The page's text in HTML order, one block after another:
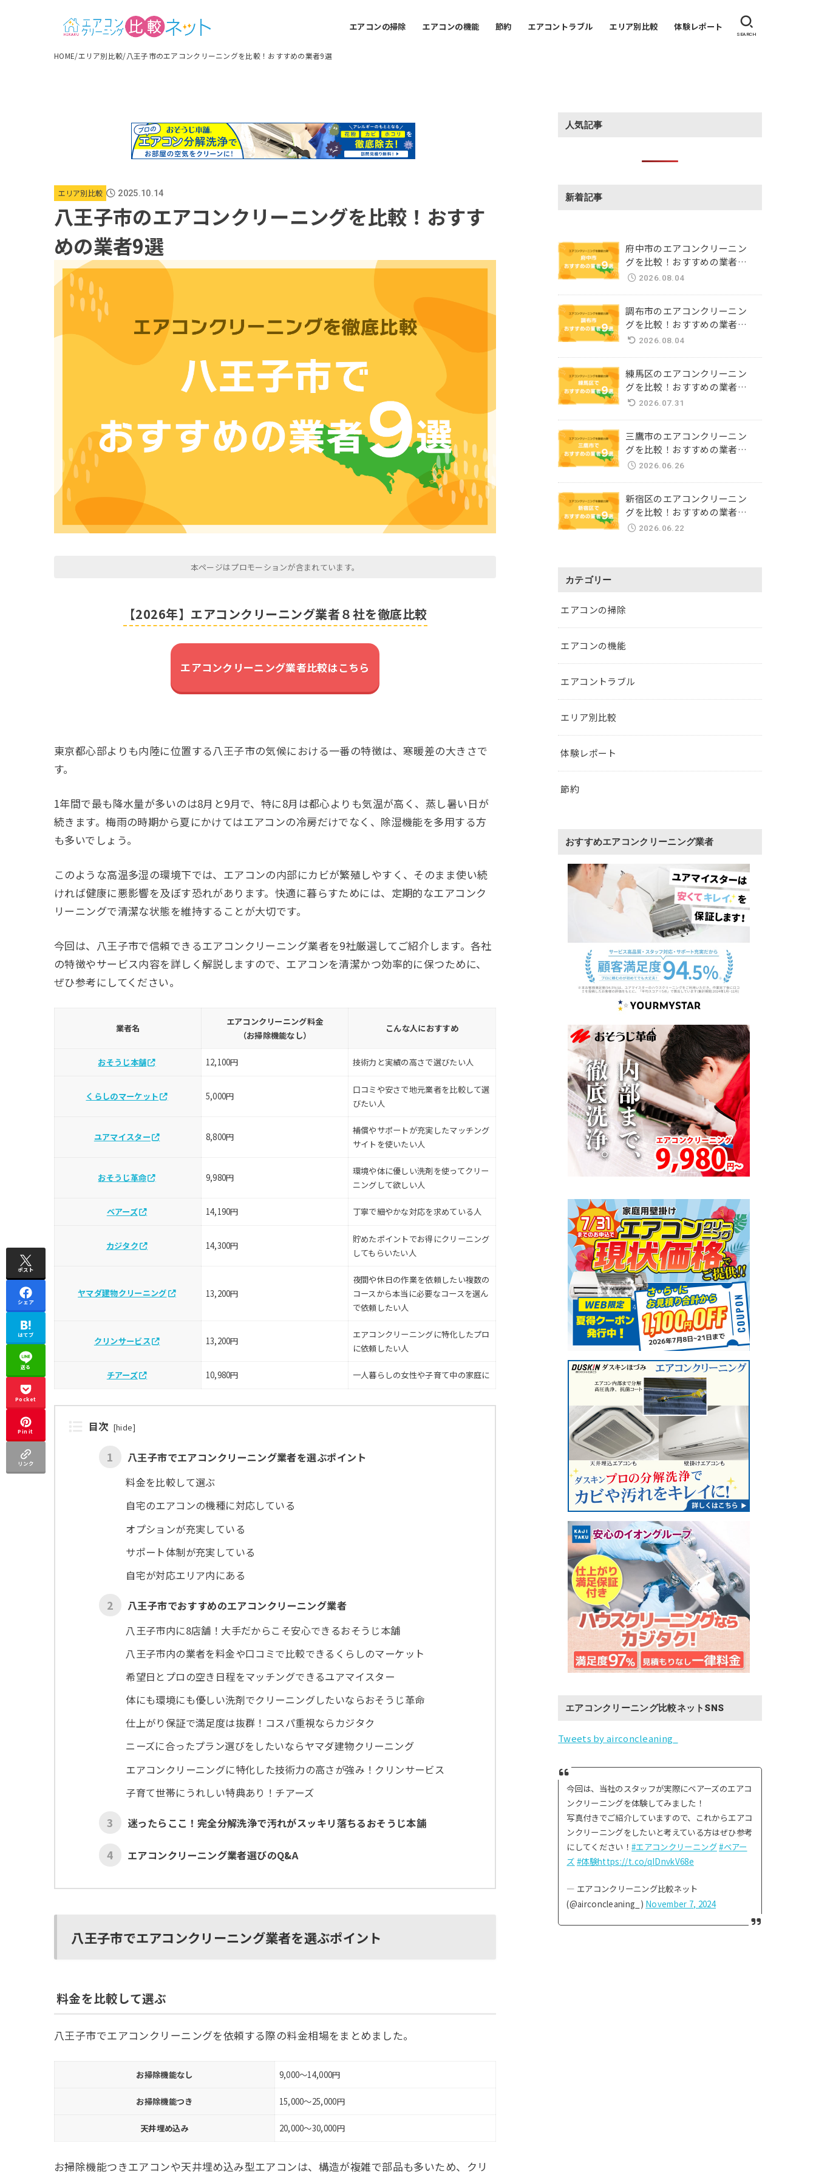
エアコンの掃除 エアコンの機能 節約 エアコントラブル エリア別比較 体験レポート
SEARCH
HOME エリア別比較 八王子市のエアコンクリーニングを比較！おすすめの業者9選
エリア別比較 2025.10.14
八王子市のエアコンクリーニングを比較！おすす
めの業者9選
本ページはプロモーションが含まれています。
【2026年】エアコンクリーニング業者８社を徹底比較
エアコンクリーニング業者比較はこちら
東京都心部よりも内陸に位置する八王子市の気候における一番の特徴は、寒暖差の大きさで
す。
1年間で最も降水量が多いのは8月と9月で、特に8月は都心よりも気温が高く、蒸し暑い日が
続きます。梅雨の時期から夏にかけてはエアコンの冷房だけでなく、除湿機能を多用する方
も多いでしょう。
このような高温多湿の環境下では、エアコンの内部にカビが繁殖しやすく、そのまま使い続
ければ健康に悪影響を及ぼす恐れがあります。快適に暮らすためには、定期的なエアコンク
リーニングで清潔な状態を維持することが大切です。
今回は、八王子市で信頼できるエアコンクリーニング業者を9社厳選してご紹介します。各社
の特徴やサービス内容を詳しく解説しますので、エアコンを清潔かつ効率的に保つために、
ぜひ参考にしてください。
業者名
エアコンクリーニング料金
（お掃除機能なし）
こんな人におすすめ
おそうじ本舗 12,100円 技術力と実績の高さで選びたい人
くらしのマーケット 5,000円
口コミや安さで地元業者を比較して選
びたい人
ユアマイスター 8,800円
補償やサポートが充実したマッチング
サイトを使いたい人
おそうじ革命 9,980円
環境や体に優しい洗剤を使ってクリー
ニングして欲しい人
ベアーズ 14,190円 丁寧で細やかな対応を求めている人
カジタク 14,300円
貯めたポイントでお得にクリーニング
してもらいたい人
ヤマダ建物クリーニング 13,200円
夜間や休日の作業を依頼したい複数の
コースから本当に必要なコースを選ん
で依頼したい人
クリンサービス 13,200円
エアコンクリーニングに特化したプロ
に依頼したい人
チアーズ 10,980円 一人暮らしの女性や子育て中の家庭に
目次 [hide]
1
八王子市でエアコンクリーニング業者を選ぶポイント
料金を比較して選ぶ
自宅のエアコンの機種に対応している
オプションが充実している
サポート体制が充実している
自宅が対応エリア内にある
2
八王子市でおすすめのエアコンクリーニング業者
八王子市内に8店舗！大手だからこそ安心できるおそうじ本舗
八王子市内の業者を料金や口コミで比較できるくらしのマーケット
希望日とプロの空き日程をマッチングできるユアマイスター
体にも環境にも優しい洗剤でクリーニングしたいならおそうじ革命
仕上がり保証で満足度は抜群！コスパ重視ならカジタク
ニーズに合ったプラン選びをしたいならヤマダ建物クリーニング
エアコンクリーニングに特化した技術力の高さが強み！クリンサービス
子育て世帯にうれしい特典あり！チアーズ
3 迷ったらここ！完全分解洗浄で汚れがスッキリ落ちるおそうじ本舗
4 エアコンクリーニング業者選びのQ&A
八王子市でエアコンクリーニング業者を選ぶポイント
料金を比較して選ぶ
八王子市でエアコンクリーニングを依頼する際の料金相場をまとめました。
お掃除機能なし 9,000〜14,000円
お掃除機能つき 15,000〜25,000円
天井埋め込み 20,000〜30,000円
お掃除機能つきエアコンや天井埋め込み型エアコンは、構造が複雑で部品も多いため、クリ
ポスト
シェア
はてブ
送る
Pocket
Pin it
リンク
人気記事
新着記事
府中市のエアコンクリーニン
グを比較！おすすめの業者8
選 2026.08.04
調布市のエアコンクリーニン
グを比較！おすすめの業者9
選 2026.08.04
練馬区のエアコンクリーニン
グを比較！おすすめの業者9
選 2026.07.31
三鷹市のエアコンクリーニン
グを比較！おすすめの業者9
選 2026.06.26
新宿区のエアコンクリーニン
グを比較！おすすめの業者9
選 2026.06.22
カテゴリー
エアコンの掃除
エアコンの機能
エアコントラブル
エリア別比較
体験レポート
節約
おすすめエアコンクリーニング業者
エアコンクリーニング比較ネットSNS
Tweets by airconcleaning_
今回は、当社のスタッフが実際にベアーズのエアコ
ンクリーニングを体験してみました！
写真付きでご紹介していますので、これからエアコ
ンクリーニングをしたいと考えている方はぜひ参考
にしてください！#エアコンクリーニング#ベアー
ズ #体験https://t.co/qIDnvkV68e
— エアコンクリーニング比較ネット
(@airconcleaning_) November 7, 2024